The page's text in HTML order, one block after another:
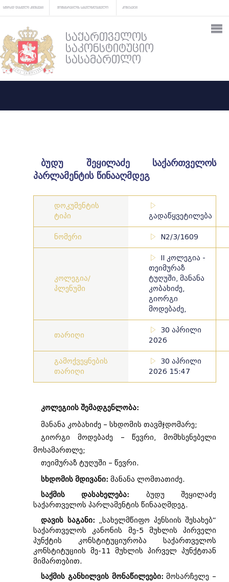
ხშირად დასმული კითხვები მომხმარებლის სახელმძღვანელო კონტაქტი
საქართველოს
საკონსტიტუციო
სასამართლო
ბუდუ შეყილაძე საქართველოს
პარლამენტის წინააღმდეგ
დოკუმენტის
ტიპი
გადაწყვეტილება
ნომერი N2/3/1609
კოლეგია/
პლენუმი
II კოლეგია -
თეიმურაზ
ტუღუში, მანანა
კობახიძე,
გიორგი
მოდებაძე,
თარიღი
30 აპრილი
2026
გამოქვეყნების
თარიღი
30 აპრილი
2026 15:47
კოლეგიის შემადგენლობა:
მანანა კობახიძე – სხდომის თავმჯდომარე;
გიორგი მოდებაძე – წევრი, მომხსენებელი
მოსამართლე;
თეიმურაზ ტუღუში – წევრი.
სხდომის მდივანი: მანანა ლომთათიძე.
საქმის დასახელება: ბუდუ შეყილაძე
საქართველოს პარლამენტის წინააღმდეგ.
დავის საგანი: „სახელმწიფო პენსიის შესახებ“
საქართველოს კანონის მე-5 მუხლის პირველი
პუნქტის კონსტიტუციურობა საქართველოს
კონსტიტუციის მე-11 მუხლის პირველ პუნქტთან
მიმართებით.
საქმის განხილვის მონაწილეები: მოსარჩელე –